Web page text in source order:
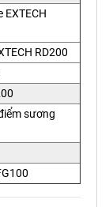
RD200
sương